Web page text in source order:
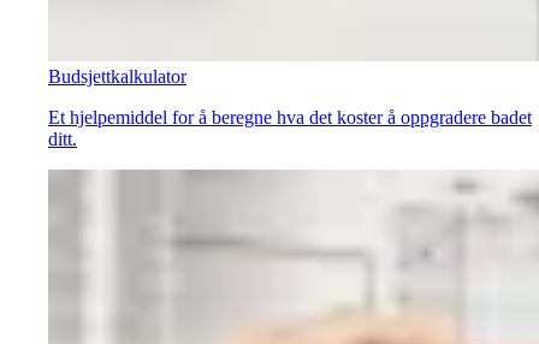
Budsjettkalkulator
Et hjelpemiddel for å beregne hva det koster å oppgradere badet
ditt.